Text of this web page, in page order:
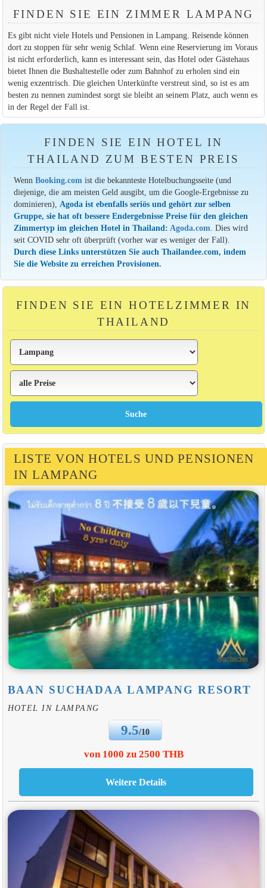
FINDEN SIE EIN ZIMMER LAMPANG
Es gibt nicht viele Hotels und Pensionen in Lampang. Reisende können
dort zu stoppen für sehr wenig Schlaf. Wenn eine Reservierung im Voraus
ist nicht erforderlich, kann es interessant sein, das Hotel oder Gästehaus
bietet Ihnen die Bushaltestelle oder zum Bahnhof zu erholen sind ein
wenig exzentrisch. Die gleichen Unterkünfte verstreut sind, so ist es am
besten zu nennen zumindest sorgt sie bleibt an seinem Platz, auch wenn es
in der Regel der Fall ist.
FINDEN SIE EIN HOTEL IN
THAILAND ZUM BESTEN PREIS
WennBooking.comist die bekannteste Hotelbuchungsseite (und
diejenige, die am meisten Geld ausgibt, um die Google-Ergebnisse zu
dominieren), Agoda ist ebenfalls seriös und gehört zur selben
Gruppe, sie hat oft bessere Endergebnisse Preise für den gleichen
Zimmertyp im gleichen Hotel in Thailand: Agoda.com . Dies wird
seit COVID sehr oft überprüft (vorher war es weniger der Fall).
Durch diese Links unterstützen Sie auch Thailandee.com, indem
Sie die Website zu erreichen Provisionen.
FINDEN SIE EIN HOTELZIMMER IN
THAILAND
LISTE VON HOTELS UND PENSIONEN
IN LAMPANG
BAAN SUCHADAA LAMPANG RESORT
HOTEL IN LAMPANG
9.5/10
von 1000 zu 2500 THB